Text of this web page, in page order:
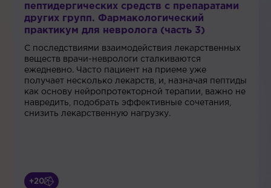
пептидергических средств с препаратами
других групп. Фармакологический
практикум для невролога (часть 3)
С последствиями взаимодействия лекарственных
веществ врачи-неврологи сталкиваются
ежедневно. Часто пациент на приеме уже
получает несколько лекарств, и, назначая пептиды
как основу нейропротекторной терапии, важно не
навредить, подобрать эффективные сочетания,
снизить лекарственную нагрузку.
+20